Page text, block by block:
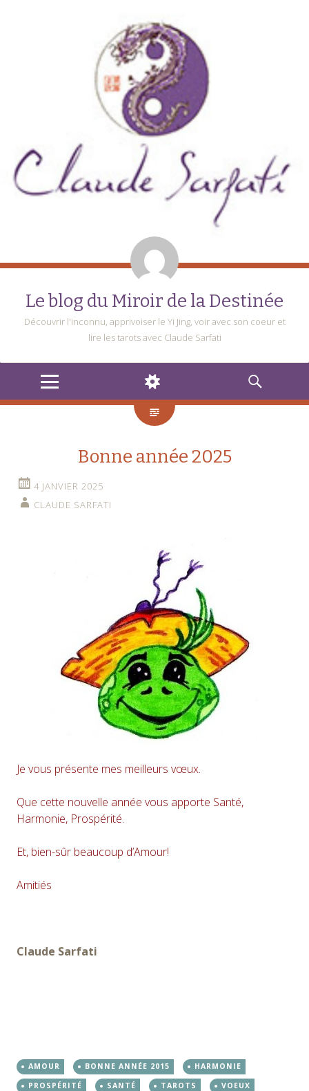
Le blog du Miroir de la Destinée
Découvrir l'inconnu, apprivoiser le Yi Jing, voir avec son coeur et
lire les tarots avec Claude Sarfati
MENU
WIDGETS
RECHERCHE
Bonne année 2025
4 JANVIER 2025
CLAUDE SARFATI
Je vous présente mes meilleurs vœux.
Que cette nouvelle année vous apporte Santé,
Harmonie, Prospérité.
Et, bien-sûr beaucoup d’Amour!
Amitiés
Claude Sarfati
AMOUR BONNE ANNÉE 2015
HARMONIE
PROSPÉRITÉ
SANTÉ TAROTS
VOEUX